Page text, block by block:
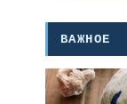
ВАЖНОЕ